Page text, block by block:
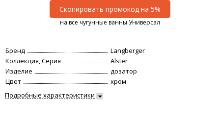
Скопировать промокод на 5%
на все чугунные ванны Универсал
Бренд
Langberger
Коллекция, Серия
Alster
Изделие
дозатор
Цвет
хром
Подробные характеристики